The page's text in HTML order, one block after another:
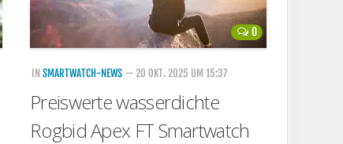
0
IN SMARTWATCH-NEWS — 20 OKT. 2025 UM 15:37
Preiswerte wasserdichte
Rogbid Apex FT Smartwatch